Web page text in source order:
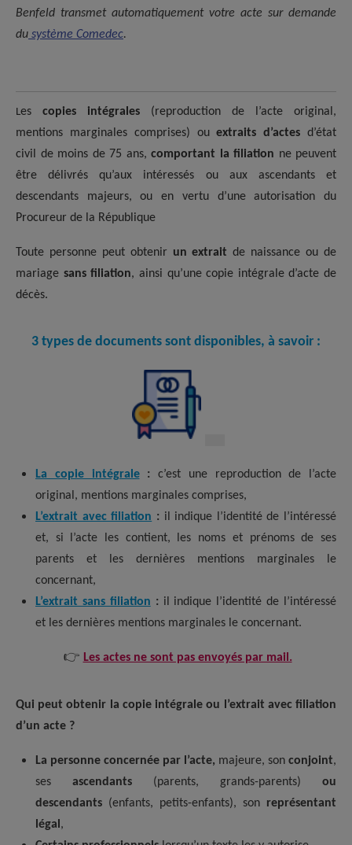
Benfeld transmet automatiquement votre acte sur demande
du système Comedec.
Les copies intégrales (reproduction de l’acte original,
mentions marginales comprises) ouextraits d’actes d’état
civil de moins de 75 ans, comportant la filiation ne peuvent
être délivrés qu’aux intéressés ou aux ascendants et
descendants majeurs, ou en vertu d’une autorisation du
Procureur de la République
Toute personne peut obtenir un extrait de naissance ou de
mariage sans filiation, ainsi qu’une copie intégrale d’acte de
décès.
3 types de documents sont disponibles, à savoir :
La copie intégrale : c’est une reproduction de l’acte
original, mentions marginales comprises,
L’extrait avec filiation :il indique l’identité de l’intéressé
et, si l’acte les contient, les noms et prénoms de ses
parents et les dernières mentions marginales le
concernant,
L’extrait sans filiation :il indique l’identité de l’intéressé
et les dernières mentions marginales le concernant.
👉 Les actes ne sont pas envoyés par mail.
Qui peut obtenir la copie intégrale ou l’extrait avec filiation
d’un acte ?
La personne concernée par l’acte, majeure, son conjoint,
ses ascendants (parents, grands-parents) ou
descendants (enfants, petits-enfants), son représentant
légal ,